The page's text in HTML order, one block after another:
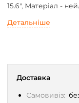
Доставка
Самовивіз:
15.6", Матеріал -
Детальніше